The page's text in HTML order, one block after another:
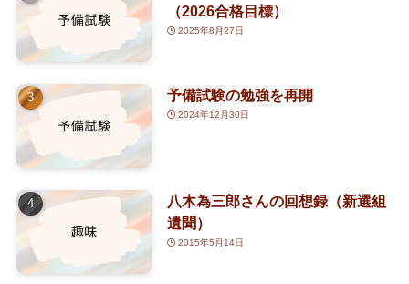
(30)
(25)
(14)
(1)
(5)
（2026合格目標）
2025年8月27日
予備試験の勉強を再開
2024年12月30日
八木為三郎さんの回想録（新選組
遺聞）
2015年5月14日